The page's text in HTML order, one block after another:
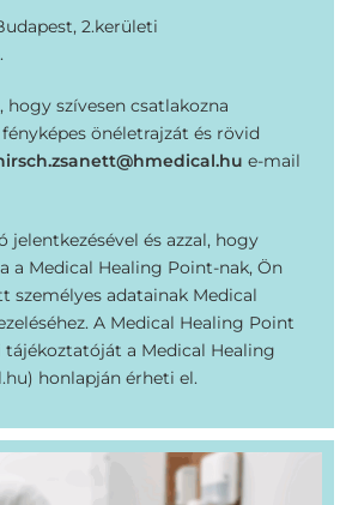
2.kerületi
szívesen csatlakozna
önéletrajzát és rövid
e-mail
jelentkezésével és azzal, hogy
a Medical Healing Point-nak, Ön
személyes adatainak Medical
A Medical Healing Point
tájékoztatóját a Medical Healing
) honlapján érheti el.